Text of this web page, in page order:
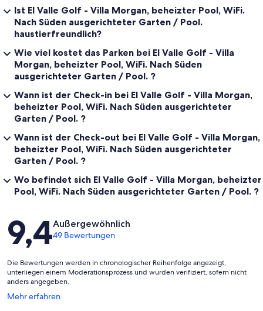
Ist El Valle Golf - Villa Morgan, beheizter Pool, WiFi.
Nach Süden ausgerichteter Garten / Pool.
haustierfreundlich?
Wie viel kostet das Parken bei El Valle Golf - Villa
Morgan, beheizter Pool, WiFi. Nach Süden
ausgerichteter Garten / Pool. ?
Wann ist der Check-in bei El Valle Golf - Villa Morgan,
beheizter Pool, WiFi. Nach Süden ausgerichteter
Garten / Pool. ?
Wann ist der Check-out bei El Valle Golf - Villa Morgan,
beheizter Pool, WiFi. Nach Süden ausgerichteter
Garten / Pool. ?
Wo befindet sich El Valle Golf - Villa Morgan, beheizter
Pool, WiFi. Nach Süden ausgerichteter Garten / Pool. ?
Bewertungen
9,4Außergewöhnlich
49 Bewertungen
Die Bewertungen werden in chronologischer Reihenfolge angezeigt,
unterliegen einem Moderationsprozess und wurden verifiziert, sofern nicht
anders angegeben.
Mehr erfahren
Wird